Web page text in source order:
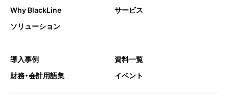
Why BlackLine
サービス
ソリューション
導入事例
資料一覧
財務・会計用語集
イベント